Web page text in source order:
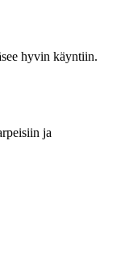
hyvin käyntiin.
ja